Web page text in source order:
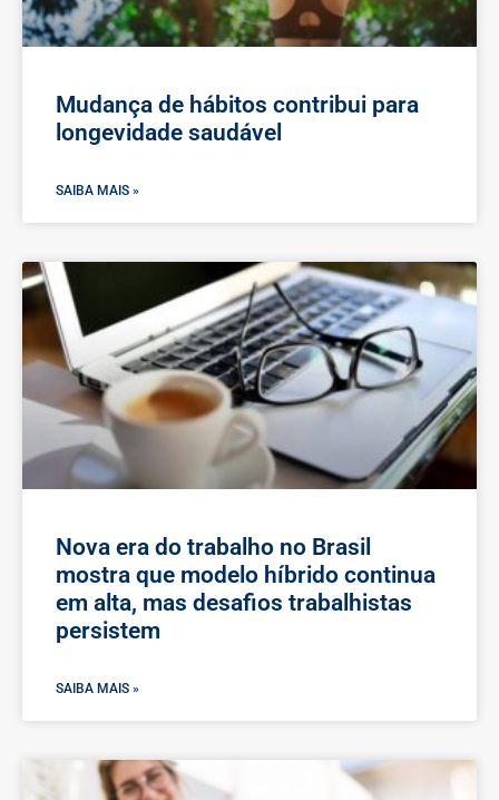
Mudança de hábitos contribui para
longevidade saudável
SAIBA MAIS »
Nova era do trabalho no Brasil
mostra que modelo híbrido continua
em alta, mas desafios trabalhistas
persistem
SAIBA MAIS »